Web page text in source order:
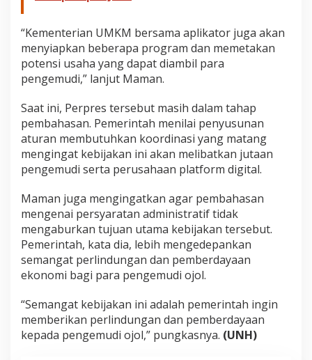
“Kementerian UMKM bersama aplikator juga akan
menyiapkan beberapa program dan memetakan
potensi usaha yang dapat diambil para
pengemudi,” lanjut Maman.
Saat ini, Perpres tersebut masih dalam tahap
pembahasan. Pemerintah menilai penyusunan
aturan membutuhkan koordinasi yang matang
mengingat kebijakan ini akan melibatkan jutaan
pengemudi serta perusahaan platform digital.
Maman juga mengingatkan agar pembahasan
mengenai persyaratan administratif tidak
mengaburkan tujuan utama kebijakan tersebut.
Pemerintah, kata dia, lebih mengedepankan
semangat perlindungan dan pemberdayaan
ekonomi bagi para pengemudi ojol.
“Semangat kebijakan ini adalah pemerintah ingin
memberikan perlindungan dan pemberdayaan
kepada pengemudi ojol,” pungkasnya. (UNH)